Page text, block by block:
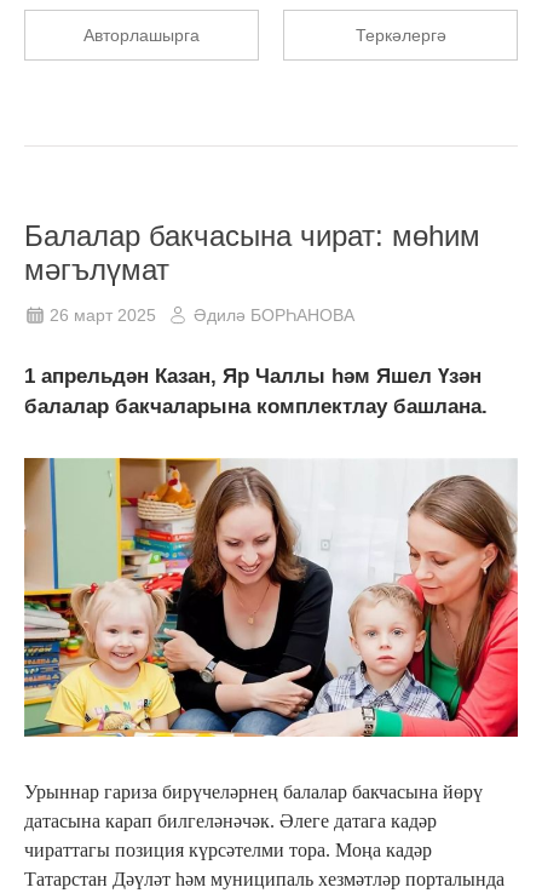
Авторлашырга Теркәлергә
Балалар бакчасына чират: мөһим
мәгълүмат
26 март 2025 Әдилә БОРҺАНОВА
1 апрельдән Казан, Яр Чаллы һәм Яшел Үзән
балалар бакчаларына комплектлау башлана.
Урыннар гариза бирүчеләрнең балалар бакчасына йөрү
датасына карап билгеләнәчәк. Әлеге датага кадәр
чираттагы позиция күрсәтелми тора. Моңа кадәр
Татарстан Дәүләт һәм муниципаль хезмәтләр порталында